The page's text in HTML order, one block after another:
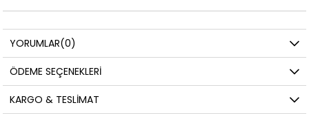
YORUMLAR(0)
ÖDEME SEÇENEKLERI
KARGO & TESLIMAT